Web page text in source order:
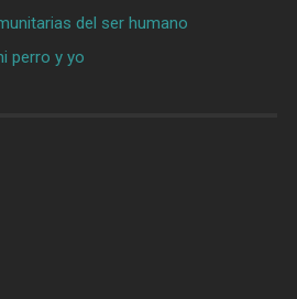
del ser humano
perro y yo